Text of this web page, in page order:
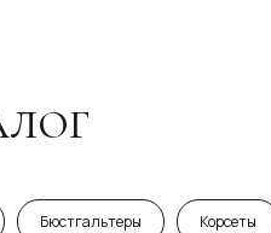
Бюстгальтеры Корсеты